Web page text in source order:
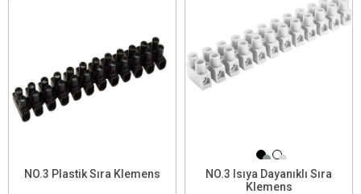
NO.3 Plastik Sıra Klemens
NO.3 Isıya Dayanıklı Sıra
Klemens